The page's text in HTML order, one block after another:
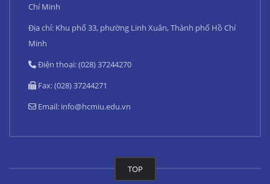
Chí Minh
Địa chỉ: Khu phố 33, phường Linh Xuân, Thành phố Hồ Chí
Minh
Điện thoại: (028) 37244270
Fax: (028) 37244271
Email: info@hcmiu.edu.vn
TOP